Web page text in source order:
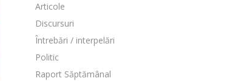
Articole
Discursuri
Întrebări / interpelări
Politic
Raport Săptămânal